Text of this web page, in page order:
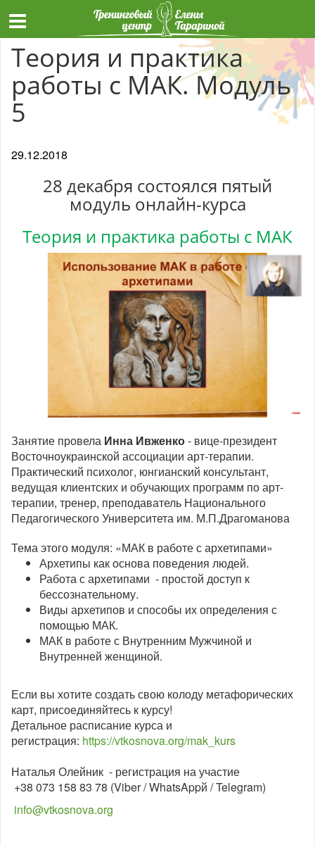
Теория и практика
работы с МАК. Модуль
5
29.12.2018
28 декабря состоялся пятый
модуль онлайн-курса
Теория и практика работы с МАК
Занятие провела Инна Ивженко- вице-президент
Восточноукраинской ассоциации арт-терапии.
Практический психолог, юнгианский консультант,
ведущая клиентских и обучающих программ по арт-
терапии, тренер, преподаватель Национального
Педагогического Университета им. М.П.Драгоманова
Тема этого модуля: «МАК в работе с архетипами»
Архетипы как основа поведения людей.
Работа с архетипами - простой доступ к
бессознательному.
Виды архетипов и способы их определения с
помощью МАК.
МАК в работе с Внутренним Мужчиной и
Внутренней женщиной.
Если вы хотите создать свою колоду метафорических
карт, присоединяйтесь к курсу!
Детальное расписание курса и
регистрация: https://vtkosnova.org/mak_kurs
Наталья Олейник - регистрация на участие
+38 073 158 83 78 (Viber / WhatsAppй / Telegram)
info@vtkosnova.org